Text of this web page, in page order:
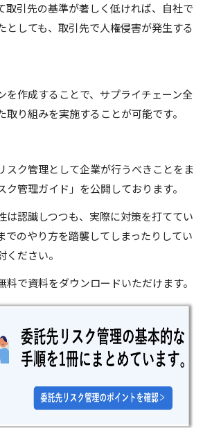
取引先の基準が著しく低ければ、自社で
としても、取引先で人権侵害が発生する
を作成することで、サプライチェーン全
取り組みを実施することが可能です。
スク管理として企業が行うべきことをま
ク管理ガイド」を公開しております。
は認識しつつも、実際に対策を打ててい
でのやり方を踏襲してしまったりしてい
ださい。
料で資料をダウンロードいただけます。